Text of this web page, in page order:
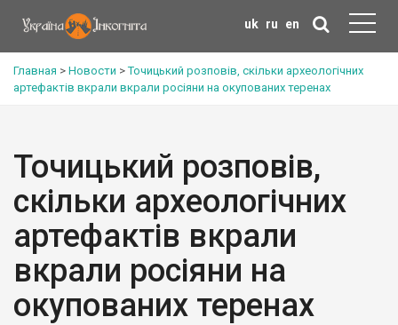
uk ru en
Главная > Новости >Точицький розповів, скільки археологічних
артефактів вкрали вкрали росіяни на окупованих теренах
Точицький розповів,
скільки археологічних
артефактів вкрали
вкрали росіяни на
окупованих теренах